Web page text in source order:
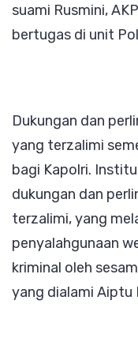
suami Rusmini,
bertugas di unit
Dukungan dan
yang terzalimi
bagi Kapolri.
dukungan dan
terzalimi, yang
penyalahgunaan
kriminal oleh
yang dialami Aiptu